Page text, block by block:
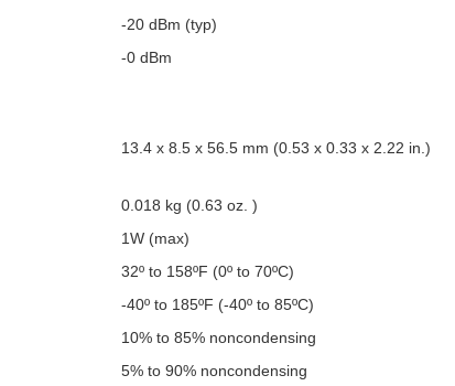
-20 dBm (typ)
-0 dBm
13.4 x 8.5 x 56.5 mm (0.53 x 0.33 x 2.22 in.)
0.018 kg (0.63 oz. )
1W (max)
32º to 158ºF (0º to 70ºC)
-40º to 185ºF (-40º to 85ºC)
10% to 85% noncondensing
5% to 90% noncondensing